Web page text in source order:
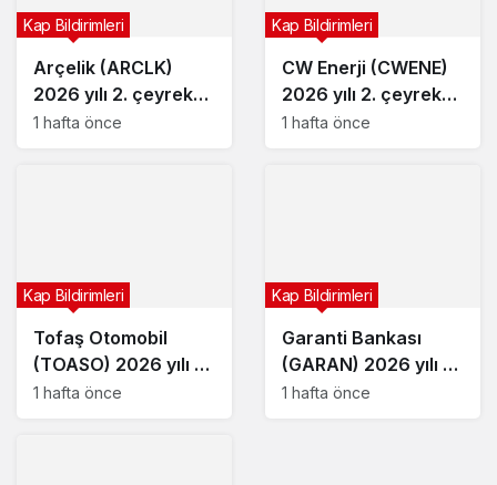
Arçelik (ARCLK)
2026 yılı 2. çeyrek
bilançosunu açıkladı
Kap Bildirimleri
1 hafta önce
CW Enerji (CWENE)
2026 yılı 2. çeyrek
bilançosunu açıkladı
Kap Bildirimleri
1 hafta önce
Tofaş Otomobil
(TOASO) 2026 yılı 2.
çeyrek bilançosunu
Kap Bildirimleri
1 hafta önce
Garanti Bankası
(GARAN) 2026 yılı 2.
çeyrek bilançosunu
Kap Bildirimleri
1 hafta önce